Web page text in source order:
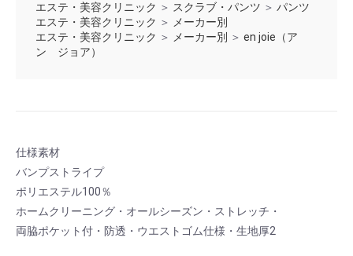
エステ・美容クリニック ＞ スクラブ・パンツ ＞ パンツ
エステ・美容クリニック ＞
メーカー別
エステ・美容クリニック ＞ メーカー別 ＞ en joie（ア
ン ジョア）
仕様素材
バンプストライプ
ポリエステル100％
ホームクリーニング・オールシーズン・ストレッチ・
両脇ポケット付・防透・ウエストゴム仕様・生地厚2